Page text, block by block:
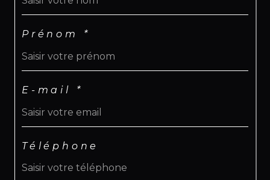
Prénom *
E-mail *
Téléphone